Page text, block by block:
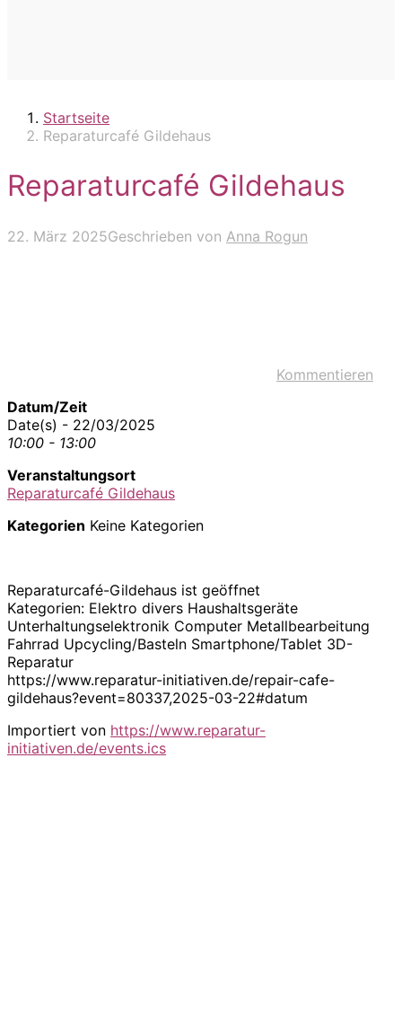
Startseite
Reparaturcafé Gildehaus
Reparaturcafé Gildehaus
22. März 2025Geschrieben von Anna Rogun
Kommentieren
Datum/Zeit
Date(s) - 22/03/2025
10:00 - 13:00
Veranstaltungsort
Reparaturcafé Gildehaus
Kategorien Keine Kategorien
Reparaturcafé-Gildehaus ist geöffnet
Kategorien: Elektro divers Haushaltsgeräte
Unterhaltungselektronik Computer Metallbearbeitung
Fahrrad Upcycling/Basteln Smartphone/Tablet 3D-
Reparatur
https://www.reparatur-initiativen.de/repair-cafe-
gildehaus?event=80337,2025-03-22#datum
Importiert von https://www.reparatur-
initiativen.de/events.ics